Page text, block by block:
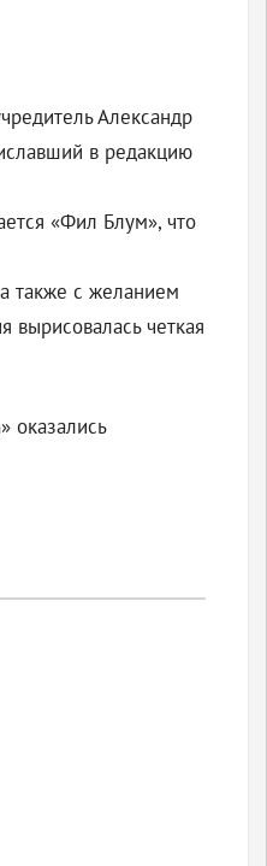
Александр
в редакцию
«Фил Блум», что
также с желанием
вырисовалась четкая
оказались